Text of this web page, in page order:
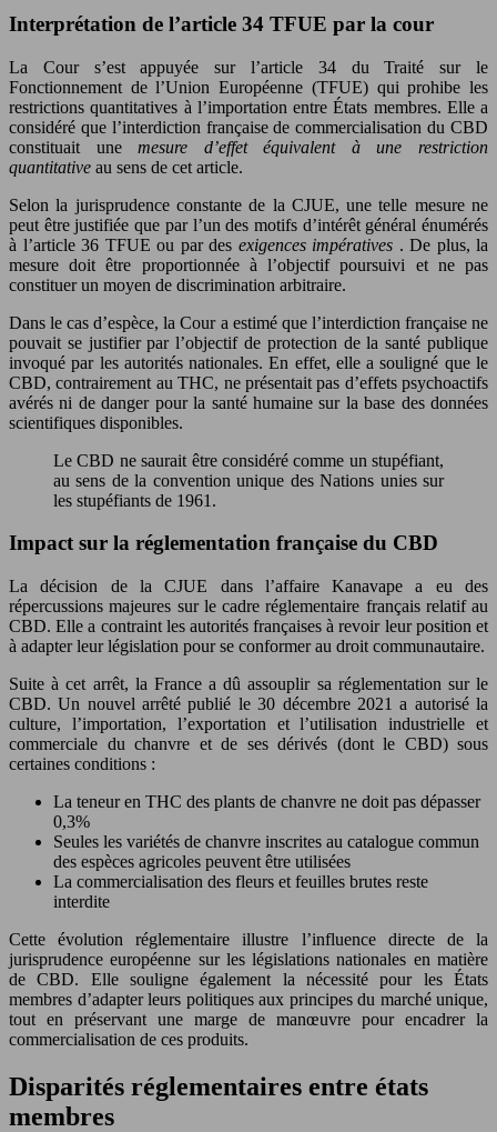
Interprétation de l’article 34 TFUE par la cour
La Cour s’est appuyée sur l’article 34 du Traité sur le
Fonctionnement de l’Union Européenne (TFUE) qui prohibe les
restrictions quantitatives à l’importation entre États membres. Elle a
considéré que l’interdiction française de commercialisation du CBD
constituait unemesure d’effet équivalent à une restriction
quantitative au sens de cet article.
Selon la jurisprudence constante de la CJUE, une telle mesure ne
peut être justifiée que par l’un des motifs d’intérêt général énumérés
à l’article 36 TFUE ou par des exigences impératives . De plus, la
mesure doit être proportionnée à l’objectif poursuivi et ne pas
constituer un moyen de discrimination arbitraire.
Dans le cas d’espèce, la Cour a estimé que l’interdiction française ne
pouvait se justifier par l’objectif de protection de la santé publique
invoqué par les autorités nationales. En effet, elle a souligné que le
CBD, contrairement au THC, ne présentait pas d’effets psychoactifs
avérés ni de danger pour la santé humaine sur la base des données
scientifiques disponibles.
Le CBD ne saurait être considéré comme un stupéfiant,
au sens de la convention unique des Nations unies sur
les stupéfiants de 1961.
Impact sur la réglementation française du CBD
La décision de la CJUE dans l’affaire Kanavape a eu des
répercussions majeures sur le cadre réglementaire français relatif au
CBD. Elle a contraint les autorités françaises à revoir leur position et
à adapter leur législation pour se conformer au droit communautaire.
Suite à cet arrêt, la France a dû assouplir sa réglementation sur le
CBD. Un nouvel arrêté publié le 30 décembre 2021 a autorisé la
culture, l’importation, l’exportation et l’utilisation industrielle et
commerciale du chanvre et de ses dérivés (dont le CBD) sous
certaines conditions :
La teneur en THC des plants de chanvre ne doit pas dépasser
0,3%
Seules les variétés de chanvre inscrites au catalogue commun
des espèces agricoles peuvent être utilisées
La commercialisation des fleurs et feuilles brutes reste
interdite
Cette évolution réglementaire illustre l’influence directe de la
jurisprudence européenne sur les législations nationales en matière
de CBD. Elle souligne également la nécessité pour les États
membres d’adapter leurs politiques aux principes du marché unique,
tout en préservant une marge de manœuvre pour encadrer la
commercialisation de ces produits.
Disparités réglementaires entre états
membres